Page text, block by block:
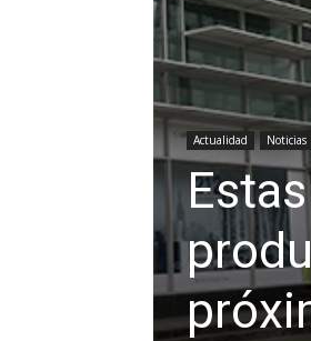
Actualidad Noticias